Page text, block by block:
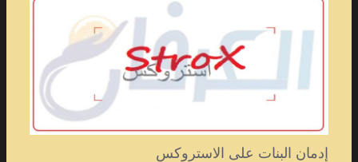
إدمان البنات على الاستروكس